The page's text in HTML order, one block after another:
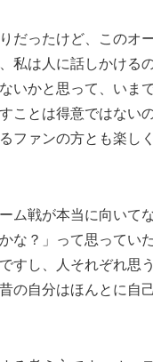
だったけど、このオ
は人に話しかける
いかと思って、いま
ことは得意ではない
ファンの方とも楽し
ム戦が本当に向いて
な？」って思ってい
すし、人それぞれ思
の自分はほんとに自